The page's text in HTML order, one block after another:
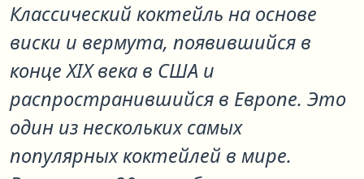
Классический коктейль на основе
виски и вермута, появившийся в
конце XIX века в США и
распространившийся в Европе. Это
один из нескольких самых
популярных коктейлей в мире.